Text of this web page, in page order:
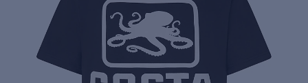
Prix : Gratuit
Quantité: